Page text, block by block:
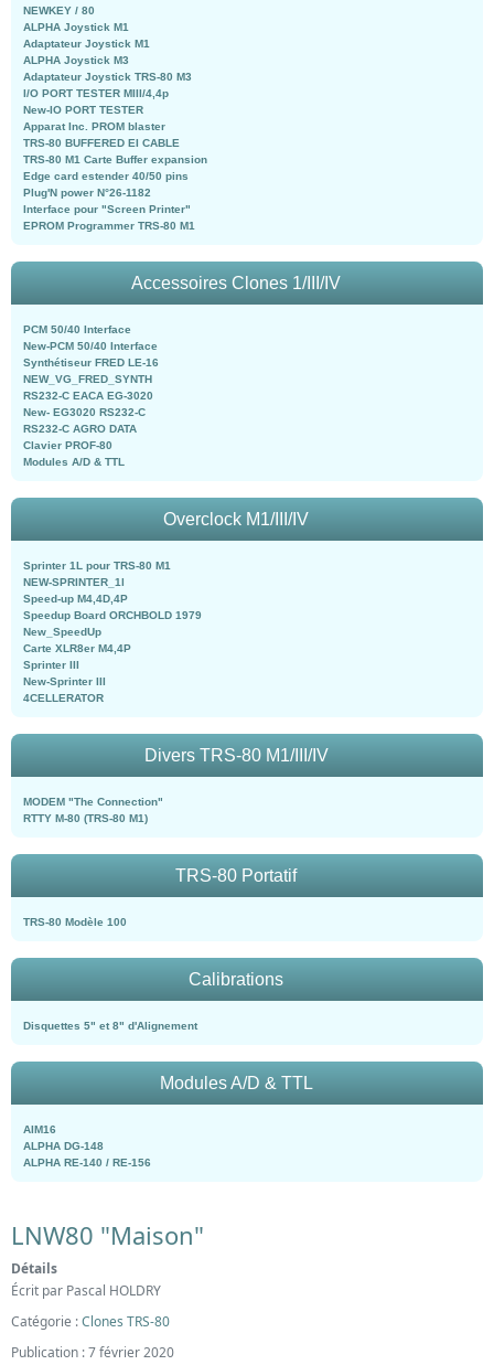
NEWKEY / 80
ALPHA Joystick M1
Adaptateur Joystick M1
ALPHA Joystick M3
Adaptateur Joystick TRS-80 M3
I/O PORT TESTER MIII/4,4p
New-IO PORT TESTER
Apparat Inc. PROM blaster
TRS-80 BUFFERED EI CABLE
TRS-80 M1 Carte Buffer expansion
Edge card estender 40/50 pins
Plug'N power N°26-1182
Interface pour "Screen Printer"
EPROM Programmer TRS-80 M1
Accessoires Clones 1/III/IV
PCM 50/40 Interface
New-PCM 50/40 Interface
Synthétiseur FRED LE-16
NEW_VG_FRED_SYNTH
RS232-C EACA EG-3020
New- EG3020 RS232-C
RS232-C AGRO DATA
Clavier PROF-80
Modules A/D & TTL
Overclock M1/III/IV
Sprinter 1L pour TRS-80 M1
NEW-SPRINTER_1l
Speed-up M4,4D,4P
Speedup Board ORCHBOLD 1979
New_SpeedUp
Carte XLR8er M4,4P
Sprinter III
New-Sprinter III
4CELLERATOR
Divers TRS-80 M1/III/IV
MODEM "The Connection"
RTTY M-80 (TRS-80 M1)
TRS-80 Portatif
TRS-80 Modèle 100
Calibrations
Disquettes 5" et 8" d'Alignement
Modules A/D & TTL
AIM16
ALPHA DG-148
ALPHA RE-140 / RE-156
LNW80 "Maison"
Détails
Écrit par Pascal HOLDRY
Catégorie :Clones TRS-80
Publication : 7 février 2020